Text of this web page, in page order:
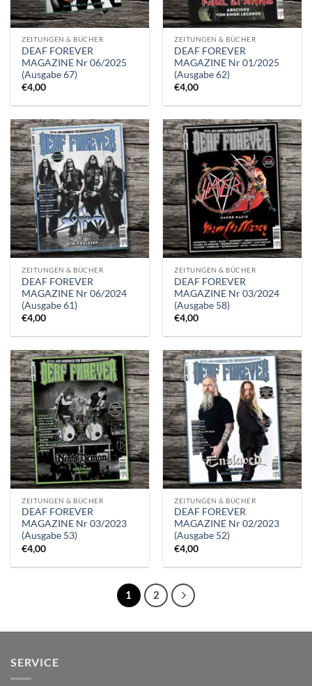
ZEITUNGEN & BÜCHER
DEAF FOREVER
MAGAZINE Nr 06/2025
(Ausgabe 67)
€4,00
ZEITUNGEN & BÜCHER
DEAF FOREVER
MAGAZINE Nr 01/2025
(Ausgabe 62)
€4,00
ZEITUNGEN & BÜCHER
DEAF FOREVER
MAGAZINE Nr 06/2024
(Ausgabe 61)
€4,00
ZEITUNGEN & BÜCHER
DEAF FOREVER
MAGAZINE Nr 03/2024
(Ausgabe 58)
€4,00
ZEITUNGEN & BÜCHER
DEAF FOREVER
MAGAZINE Nr 03/2023
(Ausgabe 53)
€4,00
ZEITUNGEN & BÜCHER
DEAF FOREVER
MAGAZINE Nr 02/2023
(Ausgabe 52)
€4,00
1 2
SERVICE